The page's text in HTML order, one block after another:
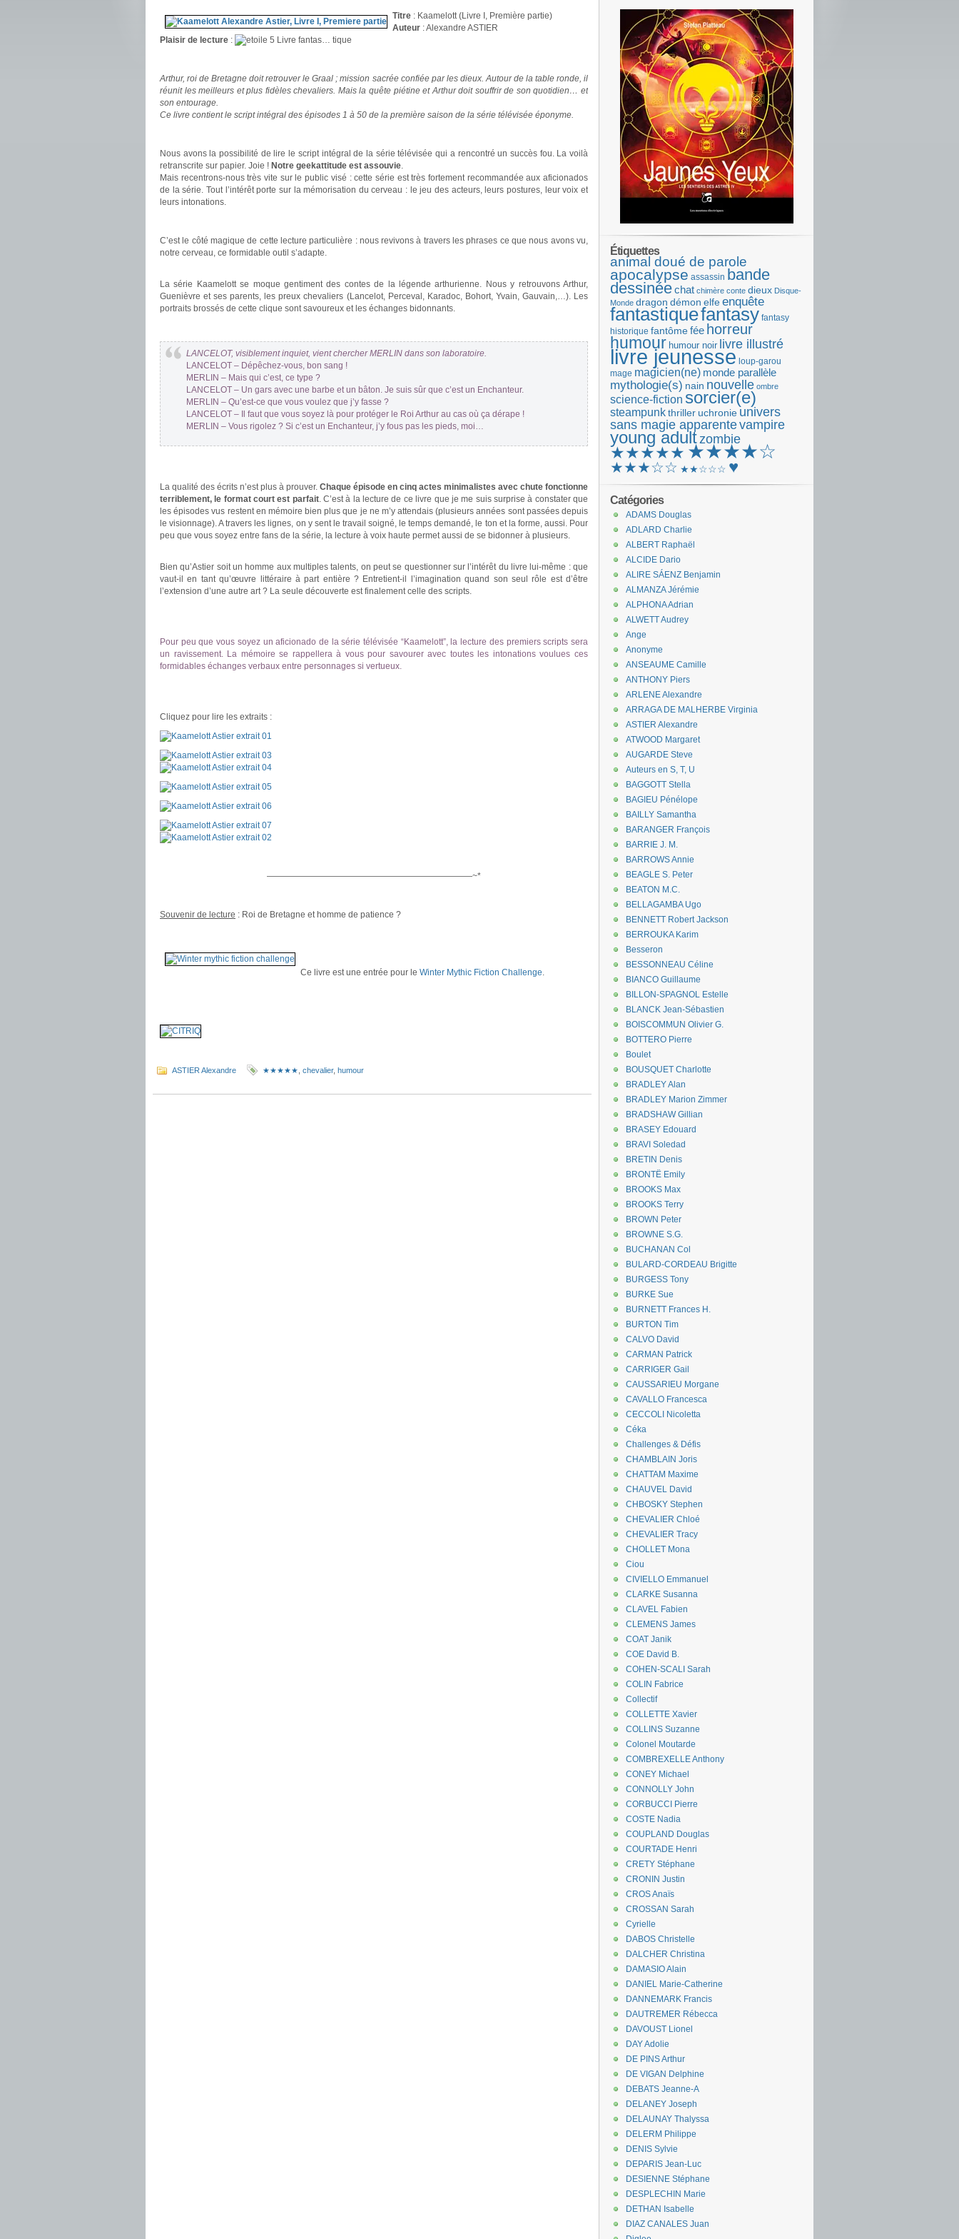
Titre : Kaamelott (Livre I, Première partie)
Auteur : Alexandre ASTIER
Plaisir de lecture :
Livre fantas… tique
Arthur, roi de Bretagne doit retrouver le Graal ; mission sacrée confiée par les dieux. Autour de la table ronde, il
réunit les meilleurs et plus fidèles chevaliers. Mais la quête piétine et Arthur doit souffrir de son quotidien… et
son entourage.
Ce livre contient le script intégral des épisodes 1 à 50 de la première saison de la série télévisée éponyme.
Nous avons la possibilité de lire le script intégral de la série télévisée qui a rencontré un succès fou. La voilà
retranscrite sur papier. Joie ! Notre geekattitude est assouvie.
Mais recentrons-nous très vite sur le public visé : cette série est très fortement recommandée aux aficionados
de la série. Tout l’intérêt porte sur la mémorisation du cerveau : le jeu des acteurs, leurs postures, leur voix et
leurs intonations.
C’est le côté magique de cette lecture particulière : nous revivons à travers les phrases ce que nous avons vu,
notre cerveau, ce formidable outil s’adapte.
La série Kaamelott se moque gentiment des contes de la légende arthurienne. Nous y retrouvons Arthur,
Guenièvre et ses parents, les preux chevaliers (Lancelot, Perceval, Karadoc, Bohort, Yvain, Gauvain,…). Les
portraits brossés de cette clique sont savoureux et les échanges bidonnants.
LANCELOT, visiblement inquiet, vient chercher MERLIN dans son laboratoire.
LANCELOT – Dépêchez-vous, bon sang !
MERLIN – Mais qui c’est, ce type ?
LANCELOT – Un gars avec une barbe et un bâton. Je suis sûr que c’est un Enchanteur.
MERLIN – Qu’est-ce que vous voulez que j’y fasse ?
LANCELOT – Il faut que vous soyez là pour protéger le Roi Arthur au cas où ça dérape !
MERLIN – Vous rigolez ? Si c’est un Enchanteur, j’y fous pas les pieds, moi…
La qualité des écrits n’est plus à prouver. Chaque épisode en cinq actes minimalistes avec chute fonctionne
terriblement, le format court est parfait. C’est à la lecture de ce livre que je me suis surprise à constater que
les épisodes vus restent en mémoire bien plus que je ne m’y attendais (plusieurs années sont passées depuis
le visionnage). A travers les lignes, on y sent le travail soigné, le temps demandé, le ton et la forme, aussi. Pour
peu que vous soyez entre fans de la série, la lecture à voix haute permet aussi de se bidonner à plusieurs.
Bien qu’Astier soit un homme aux multiples talents, on peut se questionner sur l’intérêt du livre lui-même : que
vaut-il en tant qu’œuvre littéraire à part entière ? Entretient-il l’imagination quand son seul rôle est d’être
l’extension d’une autre art ? La seule découverte est finalement celle des scripts.
Pour peu que vous soyez un aficionado de la série télévisée “Kaamelott”, la lecture des premiers scripts sera
un ravissement. La mémoire se rappellera à vous pour savourer avec toutes les intonations voulues ces
formidables échanges verbaux entre personnages si vertueux.
Cliquez pour lire les extraits :
————————————————————————~*
Souvenir de lecture : Roi de Bretagne et homme de patience ?
Ce livre est une entrée pour le Winter Mythic Fiction Challenge.
ASTIER Alexandre ★★★★★ chevalier, humour
Étiquettes
animal doué de parole
apocalypse assassin bande
dessinéechat chimère conte dieux Disque-
Monde dragon démon elfeenquête
fantastiquefantasy fantasy
historique fantômefée horreur
humour humour noir livre illustré
livre jeunesse loup-garou
mage magicien(ne) monde parallèle
mythologie(s) nain nouvelle ombre
science-fiction sorcier(e)
steampunkthriller uchronie univers
sans magie apparentevampire
young adultzombie
★★★★★ ★★★★☆
★★★☆☆ ★★☆☆☆ ♥
Catégories
ADAMS Douglas
ADLARD Charlie
ALBERT Raphaël
ALCIDE Dario
ALIRE SÁENZ Benjamin
ALMANZA Jérémie
ALPHONA Adrian
ALWETT Audrey
Ange
Anonyme
ANSEAUME Camille
ANTHONY Piers
ARLENE Alexandre
ARRAGA DE MALHERBE Virginia
ASTIER Alexandre
ATWOOD Margaret
AUGARDE Steve
Auteurs en S, T, U
BAGGOTT Stella
BAGIEU Pénélope
BAILLY Samantha
BARANGER François
BARRIE J. M.
BARROWS Annie
BEAGLE S. Peter
BEATON M.C.
BELLAGAMBA Ugo
BENNETT Robert Jackson
BERROUKA Karim
Besseron
BESSONNEAU Céline
BIANCO Guillaume
BILLON-SPAGNOL Estelle
BLANCK Jean-Sébastien
BOISCOMMUN Olivier G.
BOTTERO Pierre
Boulet
BOUSQUET Charlotte
BRADLEY Alan
BRADLEY Marion Zimmer
BRADSHAW Gillian
BRASEY Edouard
BRAVI Soledad
BRETIN Denis
BRONTË Emily
BROOKS Max
BROOKS Terry
BROWN Peter
BROWNE S.G.
BUCHANAN Col
BULARD-CORDEAU Brigitte
BURGESS Tony
BURKE Sue
BURNETT Frances H.
BURTON Tim
CALVO David
CARMAN Patrick
CARRIGER Gail
CAUSSARIEU Morgane
CAVALLO Francesca
CECCOLI Nicoletta
Céka
Challenges & Défis
CHAMBLAIN Joris
CHATTAM Maxime
CHAUVEL David
CHBOSKY Stephen
CHEVALIER Chloé
CHEVALIER Tracy
CHOLLET Mona
Ciou
CIVIELLO Emmanuel
CLARKE Susanna
CLAVEL Fabien
CLEMENS James
COAT Janik
COE David B.
COHEN-SCALI Sarah
COLIN Fabrice
Collectif
COLLETTE Xavier
COLLINS Suzanne
Colonel Moutarde
COMBREXELLE Anthony
CONEY Michael
CONNOLLY John
CORBUCCI Pierre
COSTE Nadia
COUPLAND Douglas
COURTADE Henri
CRETY Stéphane
CRONIN Justin
CROS Anaïs
CROSSAN Sarah
Cyrielle
DABOS Christelle
DALCHER Christina
DAMASIO Alain
DANIEL Marie-Catherine
DANNEMARK Francis
DAUTREMER Rébecca
DAVOUST Lionel
DAY Adolie
DE PINS Arthur
DE VIGAN Delphine
DEBATS Jeanne-A
DELANEY Joseph
DELAUNAY Thalyssa
DELERM Philippe
DENIS Sylvie
DEPARIS Jean-Luc
DESIENNE Stéphane
DESPLECHIN Marie
DETHAN Isabelle
DIAZ CANALES Juan